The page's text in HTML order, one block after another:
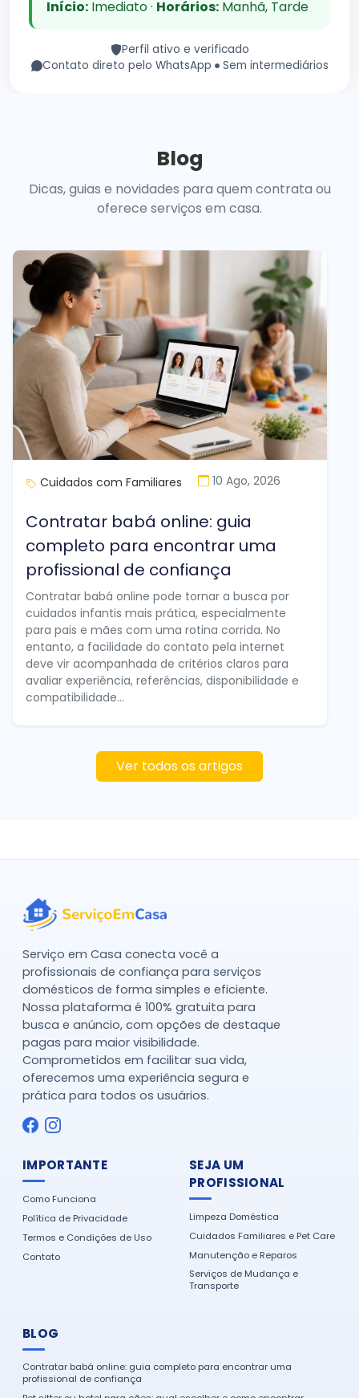
Início:Imediato · Horários:Manhã, Tarde
Perfil ativo e verificado
Contato direto pelo WhatsApp
Sem intermediários
Blog
Dicas, guias e novidades para quem contrata ou
oferece serviços em casa.
Cuidados com Familiares 10 Ago, 2026
Contratar babá online: guia
completo para encontrar uma
profissional de confiança
Contratar babá online pode tornar a busca por
cuidados infantis mais prática, especialmente
para pais e mães com uma rotina corrida. No
entanto, a facilidade do contato pela internet
deve vir acompanhada de critérios claros para
avaliar experiência, referências, disponibilidade e
compatibilidade...
Ver todos os artigos
Serviço em Casa conecta você a
profissionais de confiança para serviços
domésticos de forma simples e eficiente.
Nossa plataforma é 100% gratuita para
busca e anúncio, com opções de destaque
pagas para maior visibilidade.
Comprometidos em facilitar sua vida,
oferecemos uma experiência segura e
prática para todos os usuários.
IMPORTANTE
Como Funciona
Política de Privacidade
Termos e Condições de Uso
Contato
SEJA UM
PROFISSIONAL
Limpeza Doméstica
Cuidados Familiares e Pet Care
Manutenção e Reparos
Serviços de Mudança e
Transporte
BLOG
Contratar babá online: guia completo para encontrar uma
profissional de confiança